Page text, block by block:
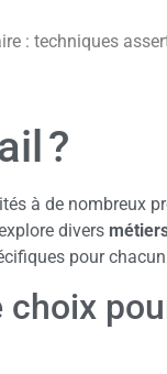
: techniques
?
à de nombreux
divers
pour
choix